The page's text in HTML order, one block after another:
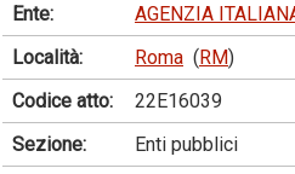
Ente:
AGENZIA
Località:
Roma (RM)
Codice atto:
22E16039
Sezione:
Enti pubblici